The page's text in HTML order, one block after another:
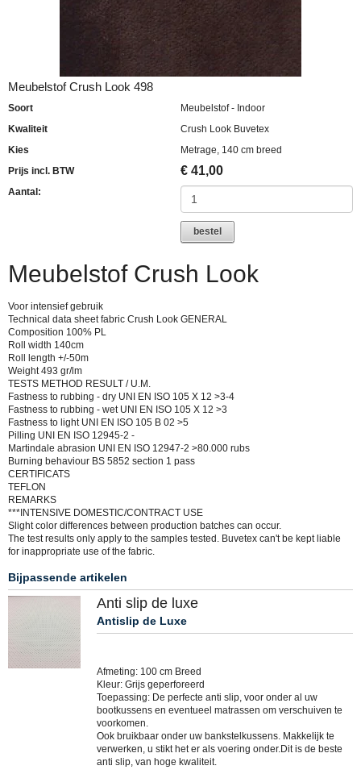
Meubelstof Crush Look 498
Soort
Meubelstof - Indoor
Kwaliteit
Crush Look Buvetex
Kies
Metrage, 140 cm breed
Prijs incl. BTW
€ 41,00
Aantal:
bestel
Meubelstof Crush Look
Voor intensief gebruik
Technical data sheet fabric Crush Look GENERAL
Composition 100% PL
Roll width 140cm
Roll length +/-50m
Weight 493 gr/lm
TESTS METHOD RESULT / U.M.
Fastness to rubbing - dry UNI EN ISO 105 X 12 >3-4
Fastness to rubbing - wet UNI EN ISO 105 X 12 >3
Fastness to light UNI EN ISO 105 B 02 >5
Pilling UNI EN ISO 12945-2 -
Martindale abrasion UNI EN ISO 12947-2 >80.000 rubs
Burning behaviour BS 5852 section 1 pass
CERTIFICATS
TEFLON
REMARKS
***INTENSIVE DOMESTIC/CONTRACT USE
Slight color differences between production batches can occur.
The test results only apply to the samples tested. Buvetex can't be kept liable
for inappropriate use of the fabric.
Bijpassende artikelen
Anti slip de luxe
Antislip de Luxe
Afmeting: 100 cm Breed
Kleur: Grijs geperforeerd
Toepassing: De perfecte anti slip, voor onder al uw
bootkussens en eventueel matrassen om verschuiven te
voorkomen.
Ook bruikbaar onder uw bankstelkussens. Makkelijk te
verwerken, u stikt het er als voering onder.Dit is de beste
anti slip, van hoge kwaliteit.